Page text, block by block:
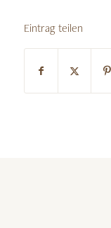
Eintrag teilen